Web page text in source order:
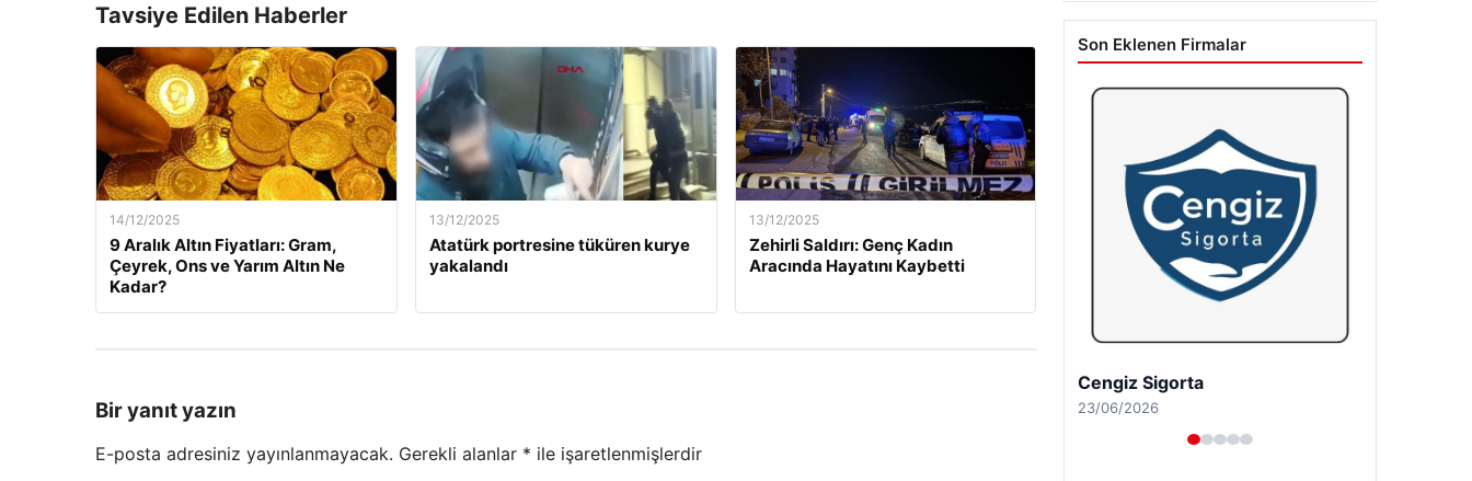
Tavsiye Edilen Haberler
14/12/2025
9 Aralık Altın Fiyatları: Gram,
Çeyrek, Ons ve Yarım Altın Ne
Kadar?
13/12/2025
Atatürk portresine tüküren kurye
yakalandı
13/12/2025
Zehirli Saldırı: Genç Kadın
Aracında Hayatını Kaybetti
Bir yanıt yazın
E-posta adresiniz yayınlanmayacak. Gerekli alanlar * ile işaretlenmişlerdir
Son Eklenen Firmalar
Hastaş Beton
26/05/2026